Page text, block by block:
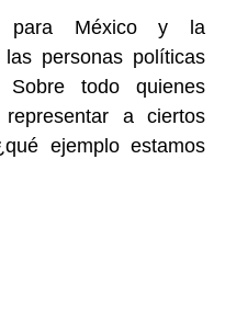
para México y la
personas políticas
todo quienes
a ciertos
ejemplo estamos